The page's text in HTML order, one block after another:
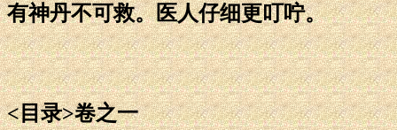
有神丹不可救。医人仔细更叮咛。
<目录>卷之一